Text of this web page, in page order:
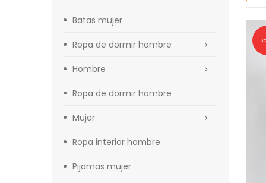
Batas mujer
Ropa de dormir hombre
Hombre
Ropa de dormir hombre
Mujer
Ropa interior hombre
Pijamas mujer